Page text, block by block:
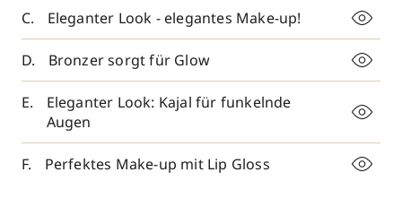
Eleganter Look - elegantes Make-up!
Bronzer sorgt für Glow
Eleganter Look: Kajal für funkelnde
Augen
Perfektes Make-up mit Lip Gloss